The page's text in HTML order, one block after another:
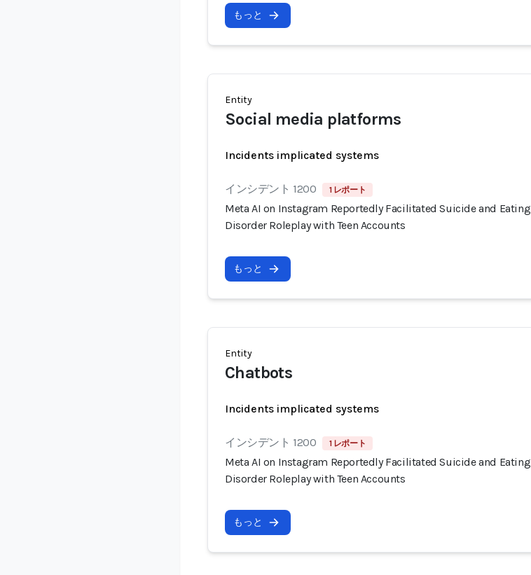
もっと
Entity
Social media platforms
Incidents implicated systems
インシデント 1200 1 レポート
Meta AI on Instagram Reportedly Facilitated Suicide and Eating
Disorder Roleplay with Teen Accounts
もっと
Entity
Chatbots
Incidents implicated systems
インシデント 1200 1 レポート
Meta AI on Instagram Reportedly Facilitated Suicide and Eating
Disorder Roleplay with Teen Accounts
もっと